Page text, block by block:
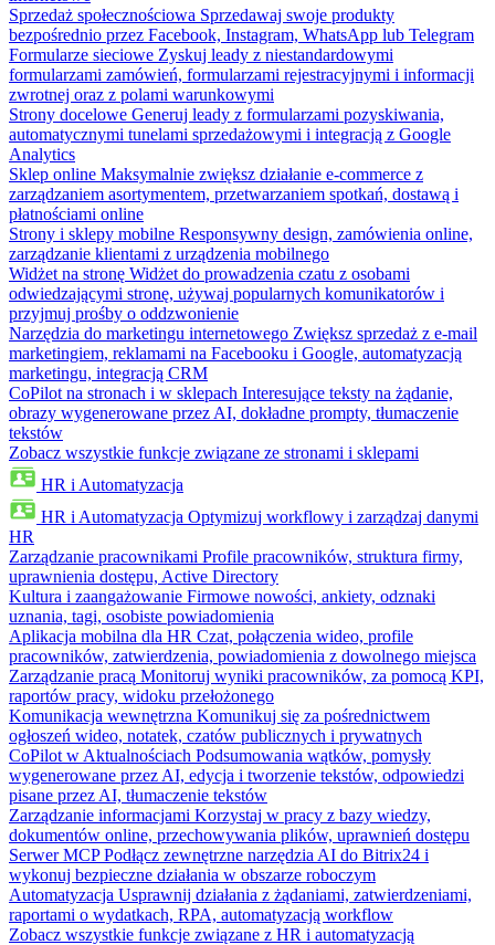
Sprzedaż społecznościowa Sprzedawaj swoje produkty
bezpośrednio przez Facebook, Instagram, WhatsApp lub Telegram
Formularze sieciowe Zyskuj leady z niestandardowymi
formularzami zamówień, formularzami rejestracyjnymi i informacji
zwrotnej oraz z polami warunkowymi
Strony docelowe Generuj leady z formularzami pozyskiwania,
automatycznymi tunelami sprzedażowymi i integracją z Google
Analytics
Sklep online Maksymalnie zwiększ działanie e-commerce z
zarządzaniem asortymentem, przetwarzaniem spotkań, dostawą i
płatnościami online
Strony i sklepy mobilne Responsywny design, zamówienia online,
zarządzanie klientami z urządzenia mobilnego
Widżet na stronę Widżet do prowadzenia czatu z osobami
odwiedzającymi stronę, używaj popularnych komunikatorów i
przyjmuj prośby o oddzwonienie
Narzędzia do marketingu internetowego Zwiększ sprzedaż z e-mail
marketingiem, reklamami na Facebooku i Google, automatyzacją
marketingu, integracją CRM
CoPilot na stronach i w sklepach Interesujące teksty na żądanie,
obrazy wygenerowane przez AI, dokładne prompty, tłumaczenie
tekstów
Zobacz wszystkie funkcje związane ze stronami i sklepami
HR i Automatyzacja
HR i Automatyzacja Optymizuj workflowy i zarządzaj danymi
HR
Zarządzanie pracownikami Profile pracowników, struktura firmy,
uprawnienia dostępu, Active Directory
Kultura i zaangażowanie Firmowe nowości, ankiety, odznaki
uznania, tagi, osobiste powiadomienia
Aplikacja mobilna dla HR Czat, połączenia wideo, profile
pracowników, zatwierdzenia, powiadomienia z dowolnego miejsca
Zarządzanie pracą Monitoruj wyniki pracowników, za pomocą KPI,
raportów pracy, widoku przełożonego
Komunikacja wewnętrzna Komunikuj się za pośrednictwem
ogłoszeń wideo, notatek, czatów publicznych i prywatnych
CoPilot w Aktualnościach Podsumowania wątków, pomysły
wygenerowane przez AI, edycja i tworzenie tekstów, odpowiedzi
pisane przez AI, tłumaczenie tekstów
Zarządzanie informacjami Korzystaj w pracy z bazy wiedzy,
dokumentów online, przechowywania plików, uprawnień dostępu
Serwer MCP Podłącz zewnętrzne narzędzia AI do Bitrix24 i
wykonuj bezpieczne działania w obszarze roboczym
Automatyzacja Usprawnij działania z żądaniami, zatwierdzeniami,
raportami o wydatkach, RPA, automatyzacją workflow
Zobacz wszystkie funkcje związane z HR i automatyzacją